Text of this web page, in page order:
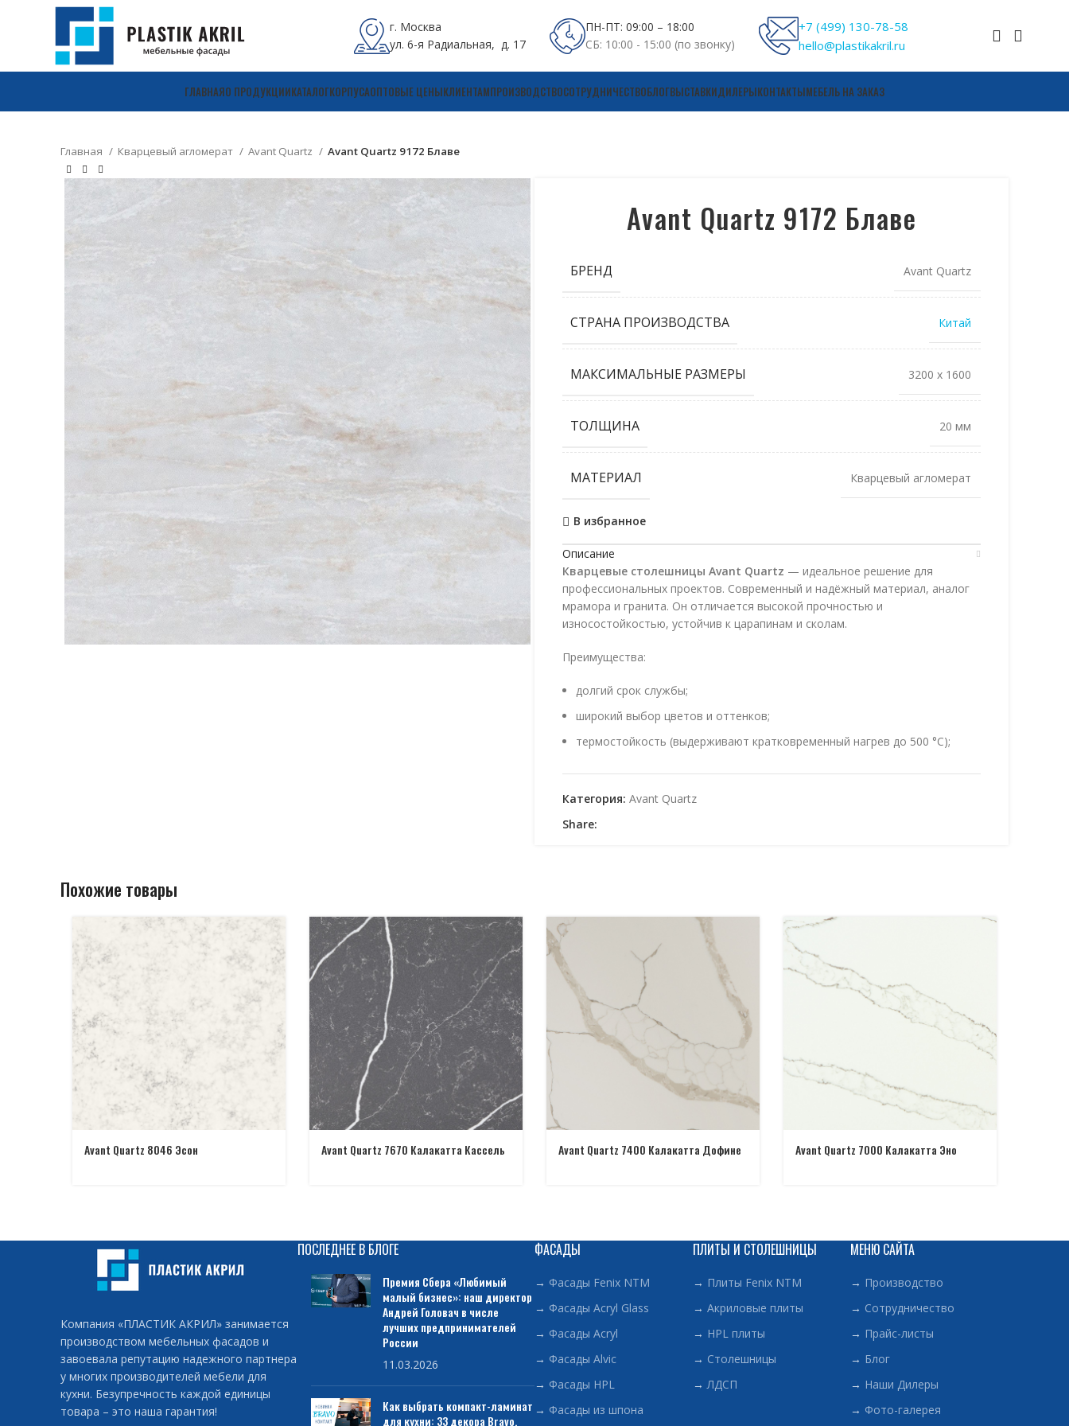
г. Москва
ул. 6-я Радиальная, д. 17
ПН-ПТ: 09:00 – 18:00
СБ: 10:00 - 15:00 (по звонку)
+7 (499) 130-78-58
hello@plastikakril.ru
ГЛАВНАЯО ПРОДУКЦИИКАТАЛОГКОРПУСАОПТОВЫЕ ЦЕНЫКЛИЕНТАМПРОИЗВОДСТВОСОТРУДНИЧЕСТВОБЛОГВЫСТАВКИДИЛЕРЫКОНТАКТЫМЕБЕЛЬ НА ЗАКАЗ
Главная Кварцевый агломерат Avant Quartz Avant Quartz 9172 Блаве
Avant Quartz 9172 Блаве
БРЕНД Avant Quartz
СТРАНА ПРОИЗВОДСТВА Китай
МАКСИМАЛЬНЫЕ РАЗМЕРЫ 3200 x 1600
ТОЛЩИНА 20 мм
МАТЕРИАЛ Кварцевый агломерат
В избранное
Описание
Кварцевые столешницы Avant Quartz — идеальное решение для
профессиональных проектов. Современный и надёжный материал, аналог
мрамора и гранита. Он отличается высокой прочностью и
износостойкостью, устойчив к царапинам и сколам.
Преимущества:
долгий срок службы;
широкий выбор цветов и оттенков;
термостойкость (выдерживают кратковременный нагрев до 500 °C);
монолитность структуры (не впитывают влагу и запахи);
Категория: Avant Quartz
Share:
Похожие товары
Avant Quartz 8046 Эсон Avant Quartz 7670 Калакатта Кассель Avant Quartz 7400 Калакатта Дофине Avant Quartz 7000 Калакатта Эно
Компания «ПЛАСТИК АКРИЛ» занимается
производством мебельных фасадов и
завоевала репутацию надежного партнера
у многих производителей мебели для
кухни. Безупречность каждой единицы
товара – это наша гарантия!
ПОСЛЕДНЕЕ В БЛОГЕ
Премия Сбера «Любимый
малый бизнес»: наш директор
Андрей Головач в числе
лучших предпринимателей
России
11.03.2026
Как выбрать компакт-ламинат
для кухни: 33 декора Bravo,
ФАСАДЫ
→ Фасады Fenix NTM
→ Фасады Acryl Glass
→ Фасады Acryl
→ Фасады Alvic
→ Фасады HPL
→ Фасады из шпона
ПЛИТЫ И СТОЛЕШНИЦЫ
→ Плиты Fenix NTM
→ Акриловые плиты
→ HPL плиты
→ Столешницы
→ ЛДСП
МЕНЮ САЙТА
→ Производство
→ Сотрудничество
→ Прайс-листы
→ Блог
→ Наши Дилеры
→ Фото-галерея